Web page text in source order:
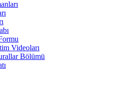
Videoları
Bölümü